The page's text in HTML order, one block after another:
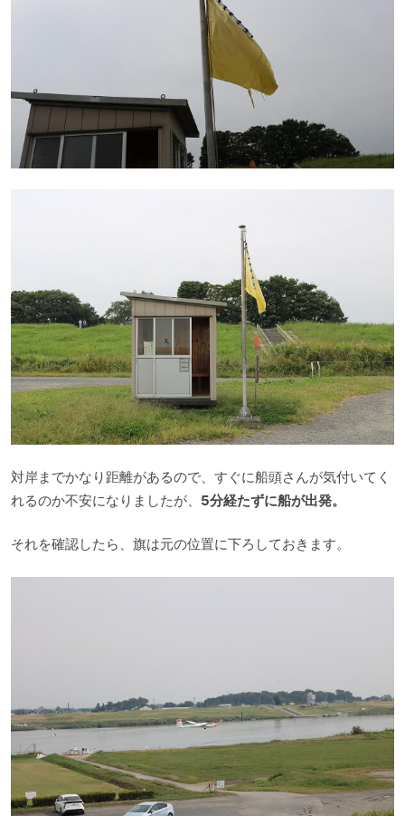
対岸までかなり距離があるので、すぐに船頭さんが気付いてく
れるのか不安になりましたが、 5分経たずに船が出発。
それを確認したら、旗は元の位置に下ろしておきます。